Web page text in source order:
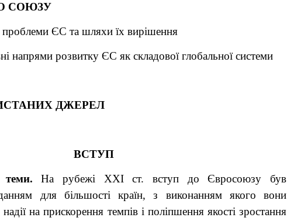
СОЮЗУ
проблеми ЄС та шляхи їх вирішення
напрями розвитку ЄС як складової глобальної системи
ДЖЕРЕЛ
ВСТУП
теми. На рубежі XXI ст. вступ до Євросоюзу був
для більшості країн, з виконанням якого вони
на прискорення темпів і поліпшення якості зростання